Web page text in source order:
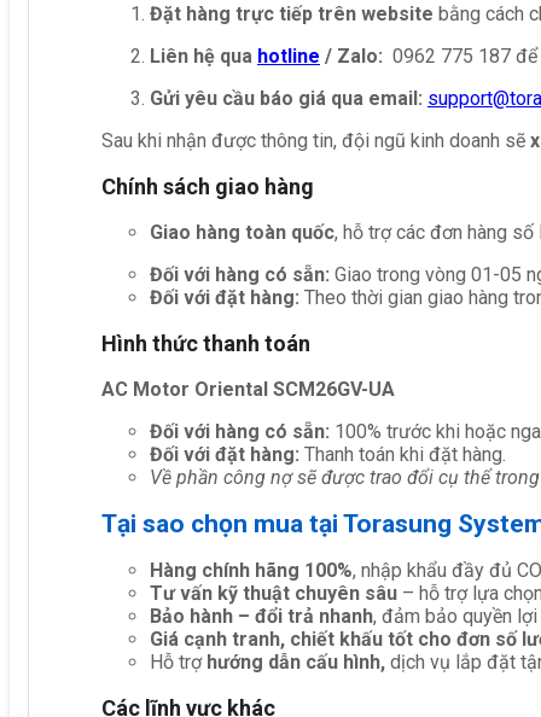
Đặt hàng trực tiếp trên website bằng cách
Liên hệ qua hotline / Zalo: 0962 775 187
Gửi yêu cầu báo giá qua email:
Sau khi nhận được thông tin, đội ngũ kinh doanh sẽ
Chính sách giao hàng
Giao hàng toàn quốc, hỗ trợ các đơn hàng số
Đối với hàng có sẵn: Giao trong vòng 01-05
Đối với đặt hàng: Theo thời gian giao hàng
Hình thức thanh toán
AC Motor Oriental SCM26GV-UA
Đối với hàng có sẵn: 100% trước khi hoặc
Đối với đặt hàng: Thanh toán khi đặt hàng.
Về phần công nợ sẽ được trao đổi cụ thể
Tại sao chọn mua tại Torasung
Hàng chính hãng 100%, nhập khẩu đầy đủ
Tư vấn kỹ thuật chuyên sâu – hỗ trợ lựa
Bảo hành – đổi trả nhanh, đảm bảo quyền lợi
Giá cạnh tranh, chiết khấu tốt cho đơn số
Hỗ trợ hướng dẫn cấu hình, dịch vụ lắp đặt
Các lĩnh vực khác